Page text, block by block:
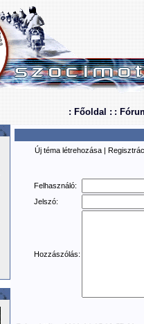
: Főoldal : :
Új téma létrehozása |
Felhasználó:
Jelszó:
Hozzászólás: